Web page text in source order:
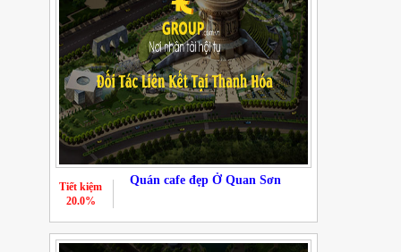
Quán cafe đẹp Ở Quan Sơn
Tiết kiệm
20.0%